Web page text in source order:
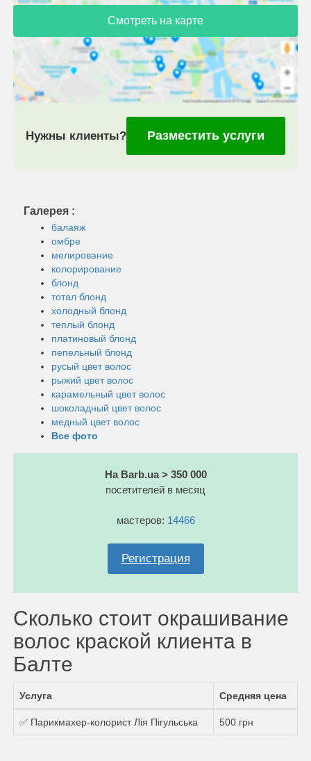
Смотреть на карте
Нужны клиенты? Разместить услуги
Галерея :
балаяж
омбре
мелирование
колорирование
блонд
тотал блонд
холодный блонд
теплый блонд
платиновый блонд
пепельный блонд
русый цвет волос
рыжий цвет волос
карамельный цвет волос
шоколадный цвет волос
медный цвет волос
Все фото
На Barb.ua > 350 000
посетителей в месяц
мастеров: 14466
Регистрация
Сколько стоит окрашивание
волос краской клиента в
Балте
Услуга Средняя цена
✅ Парикмахер-колорист Лія Пігульська 500 грн